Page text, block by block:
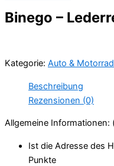
Binego –
Kategorie: Auto & Motorrad
Beschreibung
Rezensionen (0)
Allgemeine Informationen:
Ist die Adresse des
Punkte